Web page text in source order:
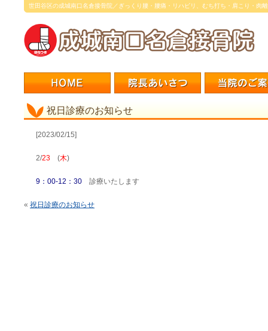
世田谷区の成城南口名倉接骨院／ぎっくり腰・腰痛・リハビリ、むち打ち・肩こり・肉
祝日診療のお知らせ
[2023/02/15]
2/23 (木)
9：00-12：30 診療いたします
« 祝日診療のお知らせ